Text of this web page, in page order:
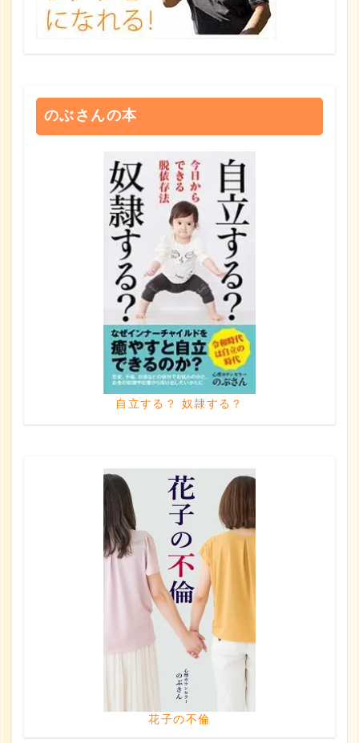
のぶさんの本
自立する？ 奴隷する？
花子の不倫